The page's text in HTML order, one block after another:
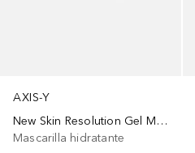
AXIS-Y
New Skin Resolution Gel Mask
Mascarilla hidratante